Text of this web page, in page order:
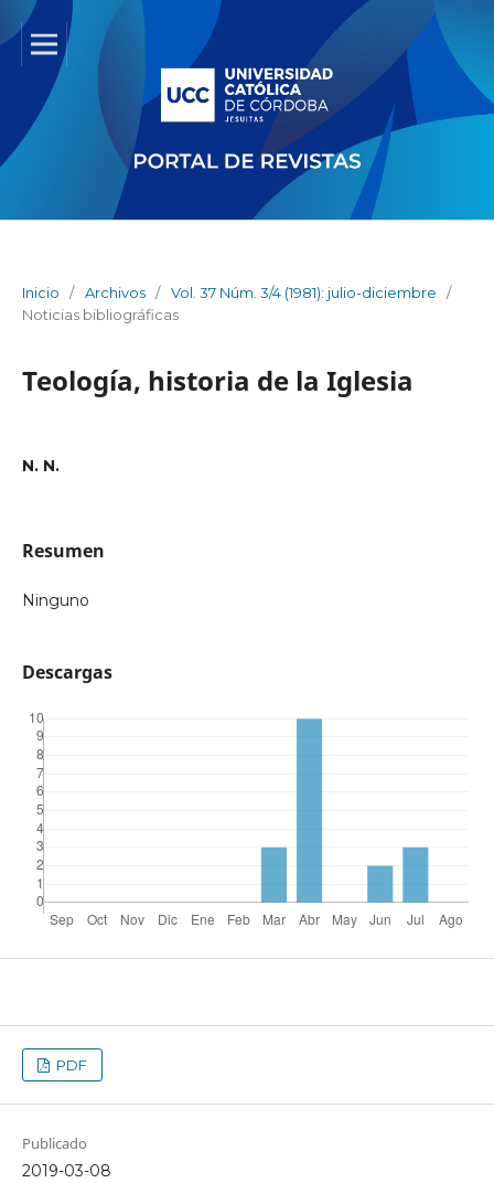
Inicio / Archivos / Vol. 37 Núm. 3/4 (1981): julio-diciembre
/
Noticias bibliográficas
Teología, historia de la Iglesia
N. N.
Resumen
Ninguno
Descargas
PDF
Publicado
2019-03-08